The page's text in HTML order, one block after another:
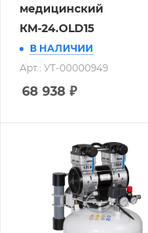
медицинский
КМ-24.OLD15
В НАЛИЧИИ
Арт.: УТ-00000949
68 938 ₽